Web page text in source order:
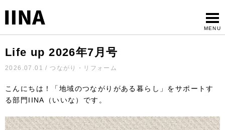
Life up 2026年7月号
2026.07.01 / つながり・リフォーム
こんにちは！「地域のつながりがある暮らし」をサポートす
る部門IINA（いいな）です。